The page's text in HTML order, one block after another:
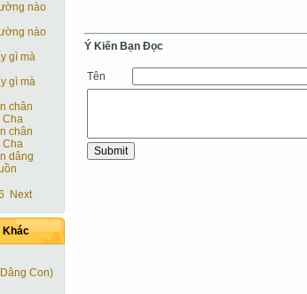
nào
nào
gì mà
gì mà
chân
Cha
chân
Cha
dâng
Next
Khác
Con)
Ý Kiến Bạn Ðọc
Tên